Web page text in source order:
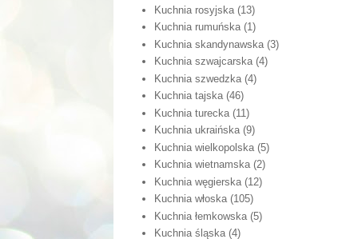
Kuchnia rosyjska (13)
Kuchnia rumuńska (1)
Kuchnia skandynawska (3)
Kuchnia szwajcarska (4)
Kuchnia szwedzka (4)
Kuchnia tajska (46)
Kuchnia turecka (11)
Kuchnia ukraińska (9)
Kuchnia wielkopolska (5)
Kuchnia wietnamska (2)
Kuchnia węgierska (12)
Kuchnia włoska (105)
Kuchnia łemkowska (5)
Kuchnia śląska (4)